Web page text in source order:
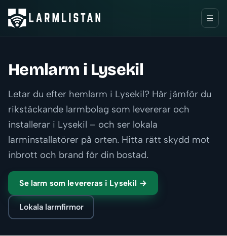
☰
Hemlarm i Lysekil
Letar du efter hemlarm i Lysekil? Här jämför du
rikstäckande larmbolag som levererar och
installerar i Lysekil – och ser lokala
larminstallatörer på orten. Hitta rätt skydd mot
inbrott och brand för din bostad.
Se larm som levereras i Lysekil →
Lokala larmfirmor